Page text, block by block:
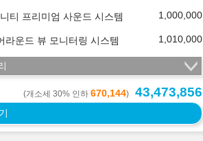
티 프리미엄 사운드 시스템 1,000,000
라운드 뷰 모니터링 시스템 1,010,000
(개소세 30% 인하 670,144) 43,473,856